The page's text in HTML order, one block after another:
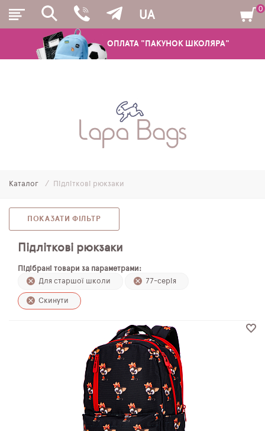
ОПЛАТА "ПАКУНОК ШКОЛЯРА"
UA
ШКІЛЬНІ РЮКЗАКИ ТА РАНЦІ
МОЛОДІЖНІ РЮКЗАКИ
ПЕНАЛИ
МІШКИ ДЛЯ ВЗУТТЯ
ПЛЯШКИ ДЛЯ ВОДИ
DELUNE
0
Каталог Підліткові рюкзаки
ПОКАЗАТИ ФІЛЬТР
Підліткові рюкзаки
Підібрані товари за параметрами:
Для старшої школи
77-серія
Скинути